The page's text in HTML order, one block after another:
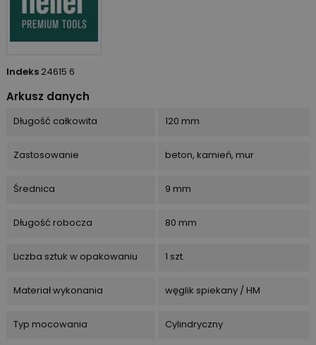
Indeks 24615 6
Arkusz danych
Długość całkowita 120 mm
Zastosowanie beton, kamień, mur
Średnica 9 mm
Długość robocza 80 mm
Liczba sztuk w opakowaniu 1 szt.
Materiał wykonania węglik spiekany / HM
Typ mocowania Cylindryczny